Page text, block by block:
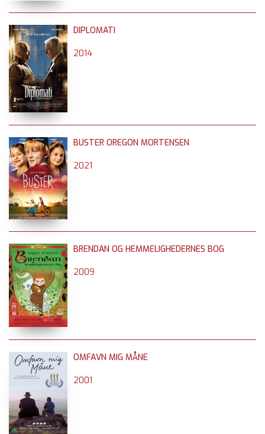
DIPLOMATI
2014
BUSTER OREGON MORTENSEN
2021
BRENDAN OG HEMMELIGHEDERNES BOG
2009
OMFAVN MIG MÅNE
2001